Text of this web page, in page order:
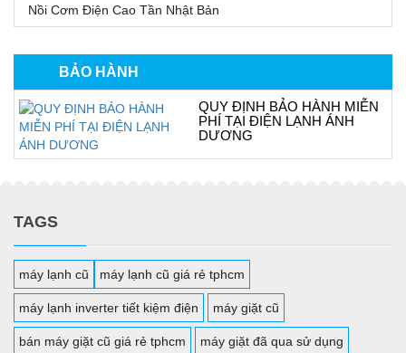
Nồi Cơm Điện Cao Tần Nhật Bản
BẢO HÀNH
QUY ĐỊNH BẢO HÀNH MIỄN
PHÍ TẠI ĐIỆN LẠNH ÁNH
DƯƠNG
TAGS
máy lạnh cũ máy lạnh cũ giá rẻ tphcm
máy lạnh inverter tiết kiệm điện máy giặt cũ
bán máy giặt cũ giá rẻ tphcm máy giặt đã qua sử dụng